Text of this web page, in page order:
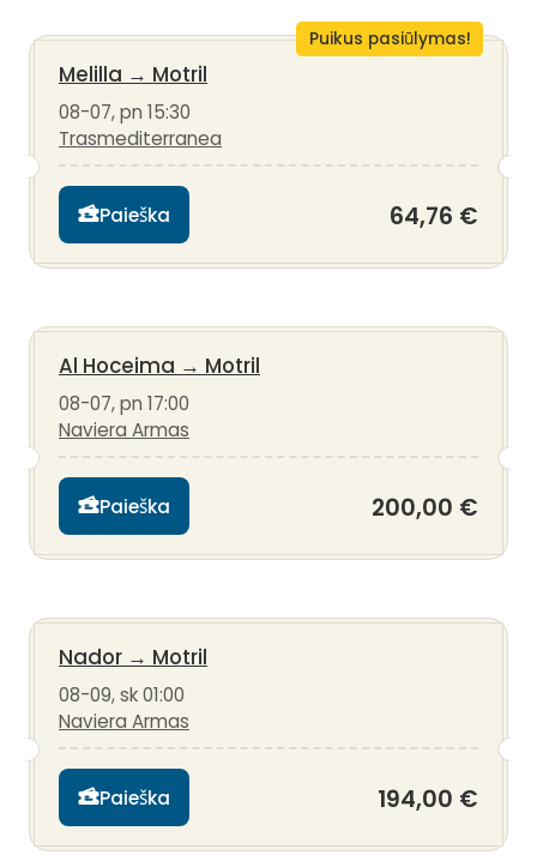
Puikus pasiūlymas!
Melilla → Motril
08-07, pn 15:30
Trasmediterranea
Paieška 64,76 €
Al Hoceima → Motril
08-07, pn 17:00
Naviera Armas
Paieška 200,00 €
Nador → Motril
08-09, sk 01:00
Naviera Armas
Paieška 194,00 €